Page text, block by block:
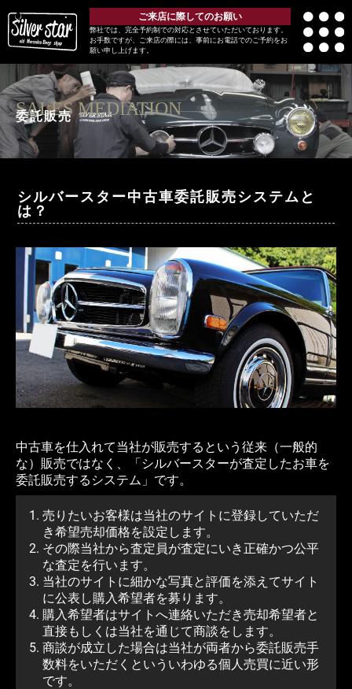
ご来店に際してのお願い
弊社では、完全予約制での対応とさせていただいております。
お手数ですが、ご来店の際には、事前にお電話でのご予約をお
願い申し上げます。
SALES MEDIATION
委託販売
シルバースター中古車委託販売システムと
は？
中古車を仕入れて当社が販売するという従来（一般的
な）販売ではなく、「シルバースターが査定したお車を
委託販売するシステム」です。
売りたいお客様は当社のサイトに登録していただ
き希望売却価格を設定します。
その際当社から査定員が査定にいき正確かつ公平
な査定を行います。
当社のサイトに細かな写真と評価を添えてサイト
に公表し購入希望者を募ります。
購入希望者はサイトへ連絡いただき売却希望者と
直接もしくは当社を通じて商談をします。
商談が成立した場合は当社が両者から委託販売手
数料をいただくといういわゆる個人売買に近い形
です。